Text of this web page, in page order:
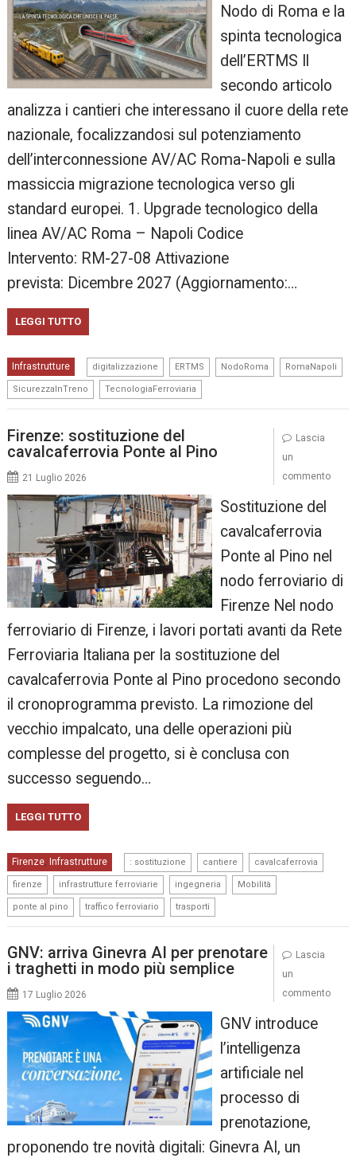
Nodo di Roma e la
spinta tecnologica
dell’ERTMS Il
secondo articolo
analizza i cantieri che interessano il cuore della rete
nazionale, focalizzandosi sul potenziamento
dell’interconnessione AV/AC Roma-Napoli e sulla
massiccia migrazione tecnologica verso gli
standard europei. 1. Upgrade tecnologico della
linea AV/AC Roma – Napoli Codice
Intervento: RM-27-08 Attivazione
prevista: Dicembre 2027 (Aggiornamento:…
LEGGI TUTTO
Infrastrutture digitalizzazione ERTMS NodoRoma RomaNapoli
SicurezzaInTreno TecnologiaFerroviaria
Firenze: sostituzione del
cavalcaferrovia Ponte al Pino
21 Luglio 2026
Sostituzione del
cavalcaferrovia
Ponte al Pino nel
nodo ferroviario di
Firenze Nel nodo
ferroviario di Firenze, i lavori portati avanti da Rete
Ferroviaria Italiana per la sostituzione del
cavalcaferrovia Ponte al Pino procedono secondo
il cronoprogramma previsto. La rimozione del
vecchio impalcato, una delle operazioni più
complesse del progetto, si è conclusa con
successo seguendo…
LEGGI TUTTO
Firenze, Infrastrutture : sostituzione cantiere cavalcaferrovia
firenze infrastrutture ferroviarie ingegneria Mobilità
ponte al pino traffico ferroviario trasporti
Lascia
un
commento
GNV: arriva Ginevra AI per prenotare
i traghetti in modo più semplice
17 Luglio 2026
GNV introduce
l’intelligenza
artificiale nel
processo di
prenotazione,
proponendo tre novità digitali: Ginevra AI, un
Lascia
un
commento